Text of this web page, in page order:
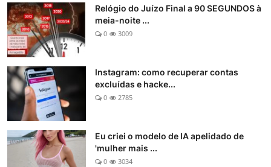
Relógio do Juízo Final a 90 SEGUNDOS à
meia-noite ...
0 3009
Instagram: como recuperar contas
excluídas e hacke...
0 2785
Eu criei o modelo de IA apelidado de
'mulher mais ...
0 3034